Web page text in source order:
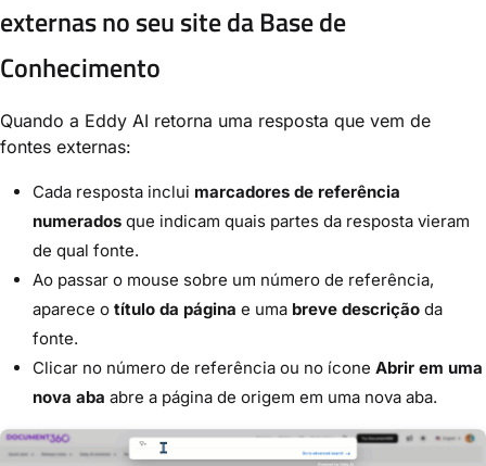
externas no seu site da Base de
Conhecimento
Quando a Eddy AI retorna uma resposta que vem de
fontes externas:
Cada resposta inclui marcadores de referência
numerados que indicam quais partes da resposta vieram
de qual fonte.
Ao passar o mouse sobre um número de referência,
aparece o título da página e uma breve descrição da
fonte.
Clicar no número de referência ou no ícone Abrir em uma
nova aba abre a página de origem em uma nova aba.